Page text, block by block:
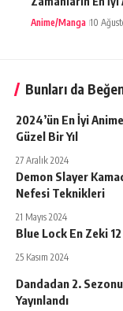
Anime/Manga 10
Bunları da
2024’ün En İyi
Güzel Bir Yıl
27 Aralık 2024
Demon Slayer
Nefesi Teknikleri
21 Mayıs 2024
Blue Lock En Zeki
25 Kasım 2024
Dandadan 2.
Yayınlandı